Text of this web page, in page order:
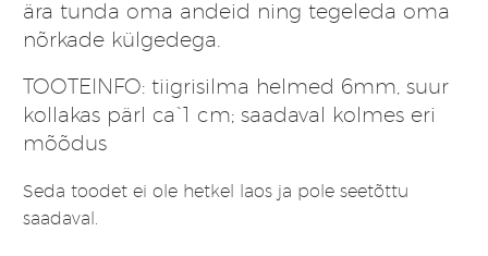
ära tunda oma andeid ning tegeleda oma
nõrkade külgedega.
TOOTEINFO: tiigrisilma helmed 6mm, suur
kollakas pärl ca`1 cm; saadaval kolmes eri
mõõdus
Seda toodet ei ole hetkel laos ja pole seetõttu
saadaval.